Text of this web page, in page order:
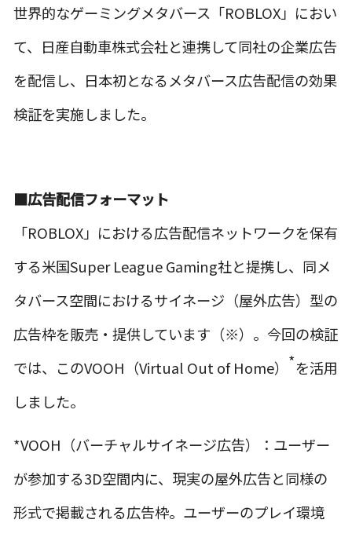
世界的なゲーミングメタバース「ROBLOX」におい
て、日産自動車株式会社と連携して同社の企業広告
を配信し、日本初となるメタバース広告配信の効果
検証を実施しました。
■広告配信フォーマット
「ROBLOX」における広告配信ネットワークを保有
する米国Super League Gaming社と提携し、同メ
タバース空間におけるサイネージ（屋外広告）型の
広告枠を販売・提供しています （※） 。今回の検証
では、このVOOH（Virtual Out of Home） *を活用
しました。
*VOOH（バーチャルサイネージ広告）：ユーザー
が参加する3D空間内に、現実の屋外広告と同様の
形式で掲載される広告枠。ユーザーのプレイ環境